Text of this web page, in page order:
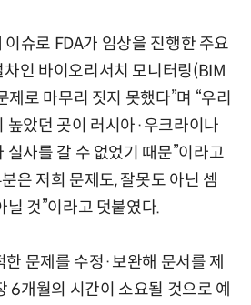
이슈로 FDA가 임상을 진행한 주요
인 바이오리서치 모니터링(BIM
제로 마무리 짓지 못했다”며 “우리
높았던 곳이 러시아·우크라이나
실사를 갈 수 없었기 때문”이라고
은 저희 문제도, 잘못도 아닌 셈
닐 것”이라고 덧붙였다.
문제를 수정·보완해 문서를 제
6개월의 시간이 소요될 것으로 예